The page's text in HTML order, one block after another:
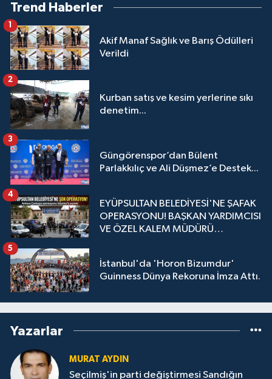
Trend Haberler
Akif Manaf Sağlık ve Barış Ödülleri
Verildi
1
Kurban satış ve kesim yerlerine sıkı
denetim...
2
Güngörenspor’dan Bülent
Parlakkılıç ve Ali Düşmez’e Destek...
3
EYÜPSULTAN BELEDİYESİ'NE ŞAFAK
OPERASYONU! BAŞKAN YARDIMCISI
VE ÖZEL KALEM MÜDÜRÜ
4
İstanbul'da 'Horon Bizumdur'
Guinness Dünya Rekoruna İmza Attı.
5
Yazarlar
MURAT AYDIN
Seçilmiş'in parti değiştirmesi Sandığın